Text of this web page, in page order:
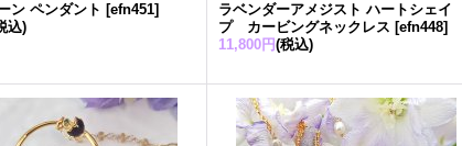
ン ペンダント [efn451]
込)
ラベンダーアメジスト ハートシェイ
プ カービングネックレス [efn448]
11,800円(税込)